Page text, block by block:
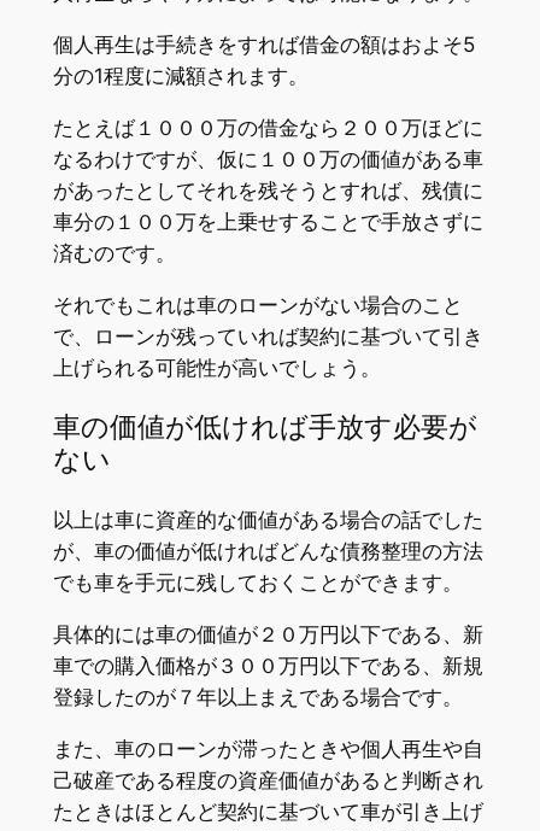
個人再生は手続きをすれば借金の額はおよそ5
分の1程度に減額されます。
たとえば１０００万の借金なら２００万ほどに
なるわけですが、仮に１００万の価値がある車
があったとしてそれを残そうとすれば、残債に
車分の１００万を上乗せすることで手放さずに
済むのです。
それでもこれは車のローンがない場合のこと
で、ローンが残っていれば契約に基づいて引き
上げられる可能性が高いでしょう。
車の価値が低ければ手放す必要が
ない
以上は車に資産的な価値がある場合の話でした
が、車の価値が低ければどんな債務整理の方法
でも車を手元に残しておくことができます。
具体的には車の価値が２０万円以下である、新
車での購入価格が３００万円以下である、新規
登録したのが７年以上まえである場合です。
また、車のローンが滞ったときや個人再生や自
己破産である程度の資産価値があると判断され
たときはほとんど契約に基づいて車が引き上げ